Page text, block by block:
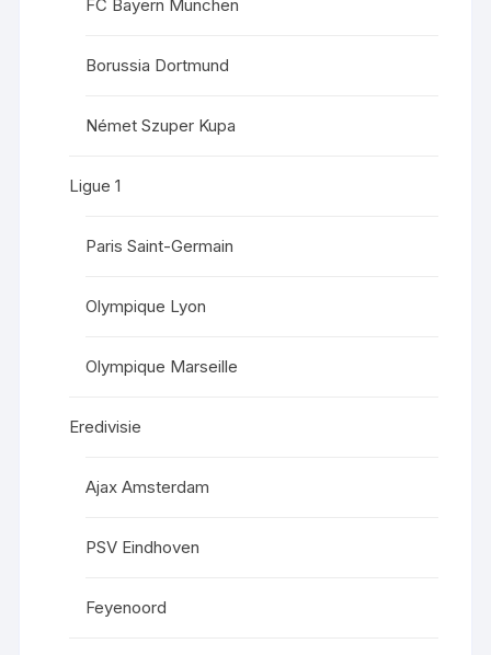
FC Bayern München
Borussia Dortmund
Német Szuper Kupa
Ligue 1
Paris Saint-Germain
Olympique Lyon
Olympique Marseille
Eredivisie
Ajax Amsterdam
PSV Eindhoven
Feyenoord